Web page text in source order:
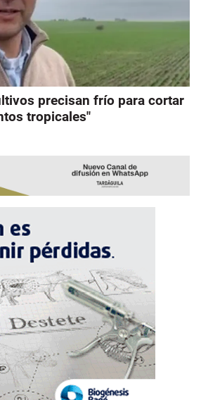
precisan frío para cortar
tropicales"